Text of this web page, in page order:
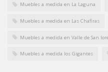
Muebles a medida en La Laguna
Muebles a medida en Las Chafiras
Muebles a medida en Valle de San
Muebles a medida los Gigantes